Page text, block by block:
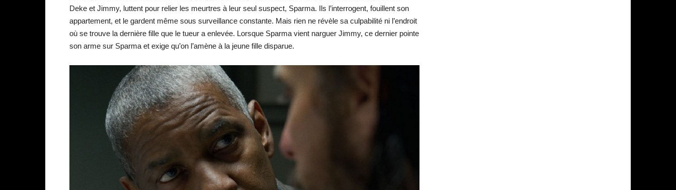
Deke et Jimmy, luttent pour relier les meurtres à leur seul suspect, Sparma. Ils l’interrogent, fouillent son
appartement, et le gardent même sous surveillance constante. Mais rien ne révèle sa culpabilité ni l’endroit
où se trouve la dernière fille que le tueur a enlevée. Lorsque Sparma vient narguer Jimmy, ce dernier pointe
son arme sur Sparma et exige qu’on l’amène à la jeune fille disparue.